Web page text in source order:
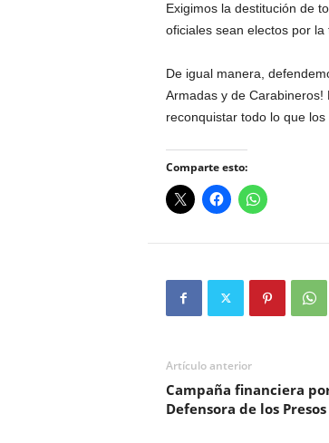
Exigimos la destitución de
oficiales sean electos por
De igual manera,
Armadas y de
reconquistar todo lo que
Comparte esto:
Artículo anterior
Campaña financiera
Defensora de los